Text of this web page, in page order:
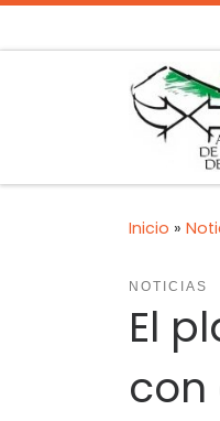
Inicio »
NOTICIAS
El
con